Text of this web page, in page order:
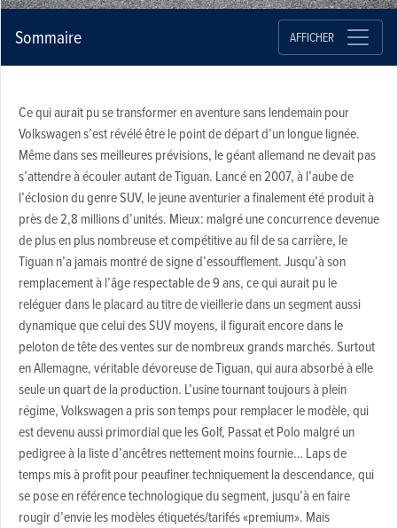
Sommaire AFFICHER
Ce qui aurait pu se transformer en aventure sans lendemain pour
Volkswagen s’est révélé être le point de départ d’un longue lignée.
Même dans ses meilleures prévisions, le géant allemand ne devait pas
s’attendre à écouler autant de Tiguan. Lancé en 2007, à l’aube de
l’éclosion du genre SUV, le jeune aventurier a finalement été produit à
près de 2,8 millions d’unités. Mieux: malgré une concurrence devenue
de plus en plus nombreuse et compétitive au fil de sa carrière, le
Tiguan n’a jamais montré de signe d’essoufflement. Jusqu’à son
remplacement à l’âge respectable de 9 ans, ce qui aurait pu le
reléguer dans le placard au titre de vieillerie dans un segment aussi
dynamique que celui des SUV moyens, il figurait encore dans le
peloton de tête des ventes sur de nombreux grands marchés. Surtout
en Allemagne, véritable dévoreuse de Tiguan, qui aura absorbé à elle
seule un quart de la production. L’usine tournant toujours à plein
régime, Volkswagen a pris son temps pour remplacer le modèle, qui
est devenu aussi primordial que les Golf, Passat et Polo malgré un
pedigree à la liste d’ancêtres nettement moins fournie… Laps de
temps mis à profit pour peaufiner techniquement la descendance, qui
se pose en référence technologique du segment, jusqu’à en faire
rougir d’envie les modèles étiquetés/tarifés «premium». Mais